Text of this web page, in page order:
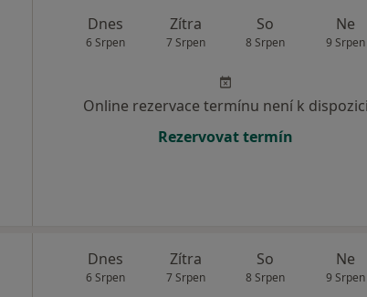
Dnes
6 Srpen
Zítra
7 Srpen
So
8 Srpen
Ne
9 Srpen
Online rezervace termínu není k dispozici
Rezervovat termín
Dnes
6 Srpen
Zítra
7 Srpen
So
8 Srpen
Ne
9 Srpen